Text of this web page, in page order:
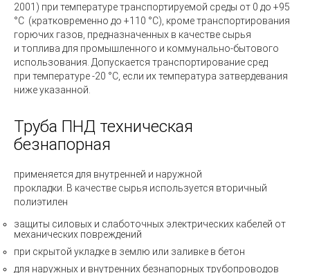
2001) при температуре транспортируемой среды от 0 до +95
°С (кратковременно до +110 °С), кроме транспортирования
горючих газов, предназначенных в качестве сырья
и топлива для промышленного и коммунально-бытового
использования. Допускается транспортирование сред
при температуре -20 °С, если их температура затвердевания
ниже указанной.
Труба ПНД техническая
безнапорная
применяется для внутренней и наружной
прокладки. В качестве сырья используется вторичный
полиэтилен
защиты силовых и слаботочных электрических кабелей от
механических повреждений
при скрытой укладке в землю или заливке в бетон
для наружных и внутренних безнапорных трубопроводов